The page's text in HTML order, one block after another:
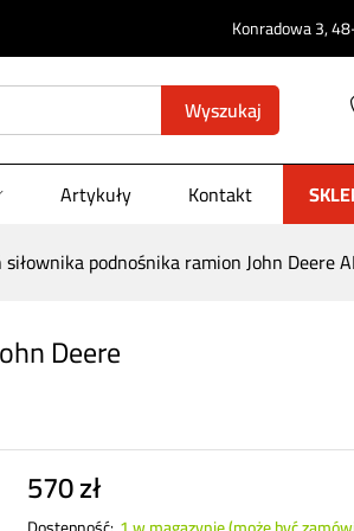
Konradowa 3,
Wyszukaj
Artykuły Kontakt
podnośnika ramion John Deere
Deere
570zł
Deere AL208001